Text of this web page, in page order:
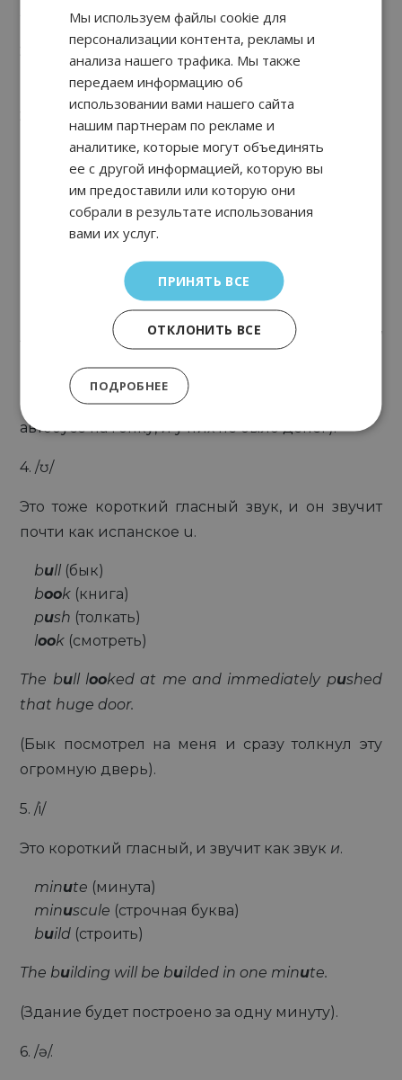
Это короткий гласный, и он не должен
путаться с испанским звуком “а”.
не заканчиваются наe , и где букваu
находится между согласными.
(бегать)
(автобус)
(спешить)
(такой; столько; как)
Some runners had to go by bus to the race and
(Некоторым бегунам пришлось ехать на
автобусе на гонку, и у них не было денег).
4. /ʊ/
Это тоже короткий гласный звук, и он звучит
почти как испанское u.
bull (бык)
book (книга)
push (толкать)
look (смотреть)
The bull looked at me and immediately pushed
that huge door.
(Бык посмотрел на меня и сразу толкнул эту
огромную дверь).
5. /i/
Это короткий гласный, и звучит как звук и.
minute (минута)
minuscule (строчная буква)
build (строить)
The building will be builded in one minute.
(Здание будет построено за одну минуту).
6. /ɘ/.
ENGLISH
GERMAN
PORTUGUESE
FRENCH
CHINESE (SIMPLIFIED)
Мы используем файлы cookie для
персонализации контента, рекламы и
анализа нашего трафика. Мы также
передаем информацию об
использовании вами нашего сайта
нашим партнерам по рекламе и
аналитике, которые могут объединять
ее с другой информацией, которую вы
им предоставили или которую они
собрали в результате использования
вами их услуг.
ПРИНЯТЬ ВСЕ
ОТКЛОНИТЬ ВСЕ
ПОДРОБНЕЕ